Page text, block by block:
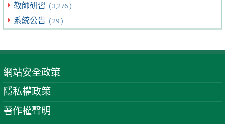
教師研習 ( 3,276 )
系統公告 ( 29 )
網站安全政策
隱私權政策
著作權聲明